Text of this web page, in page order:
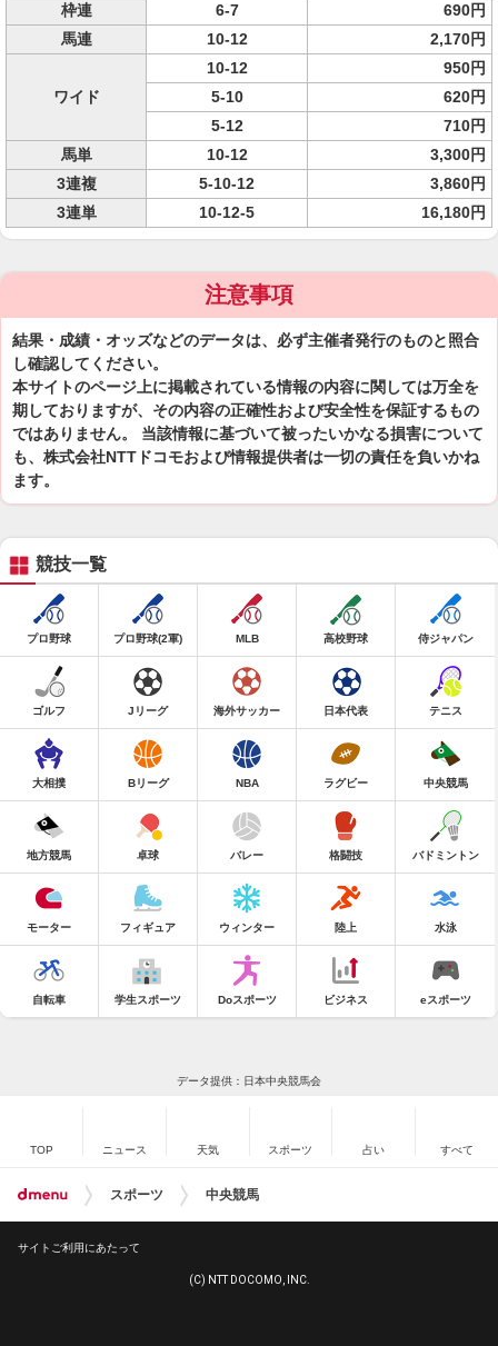
枠連
6-7
690円
馬連
10-12 2,170円
ワイド
10-12
950円
5-10
620円
5-12
710円
馬単
10-12
3,300円
3連複
5-10-12
3,860円
3連単
10-12-5 16,180円
注意事項
結果・成績・オッズなどのデータは、必ず主催者発行のものと照合
し確認してください。
本サイトのページ上に掲載されている情報の内容に関しては万全を
期しておりますが、その内容の正確性および安全性を保証するもの
ではありません。 当該情報に基づいて被ったいかなる損害について
も、株式会社NTTドコモおよび情報提供者は一切の責任を負いかね
ます。
競技一覧
プロ野球 プロ野球(2軍) MLB 高校野球 侍ジャパン
ゴルフ Jリーグ 海外サッカー 日本代表 テニス
大相撲 Bリーグ NBA ラグビー 中央競馬
地方競馬 卓球 バレー 格闘技 バドミントン
モーター フィギュア ウィンター 陸上 水泳
自転車 学生スポーツ Doスポーツ ビジネス eスポーツ
データ提供：日本中央競馬会
TOP ニュース 天気 スポーツ 占い すべて
スポーツ 中央競馬
サイトご利用にあたって
(C) NTT DOCOMO, INC.